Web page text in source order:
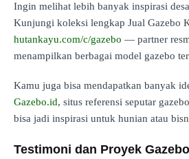
Ingin melihat lebih banyak inspirasi
Kunjungi koleksi lengkap Jual Gazebo
hutankayu.com/c/gazebo — partner
menampilkan berbagai model gazebo
Kamu juga bisa mendapatkan banyak
Gazebo.id, situs referensi seputar
bisa jadi inspirasi untuk hunian atau
Testimoni dan Proyek